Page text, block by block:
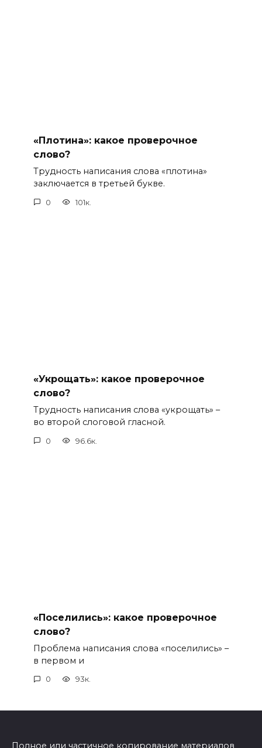
«Плотина»: какое проверочное
слово?
Трудность написания слова «плотина»
заключается в третьей букве.
0 101к.
«Укрощать»: какое проверочное
слово?
Трудность написания слова «укрощать» –
во второй слоговой гласной.
0 96.6к.
«Поселились»: какое проверочное
слово?
Проблема написания слова «поселились» –
в первом и
0 93к.
Полное или частичное копирование материалов